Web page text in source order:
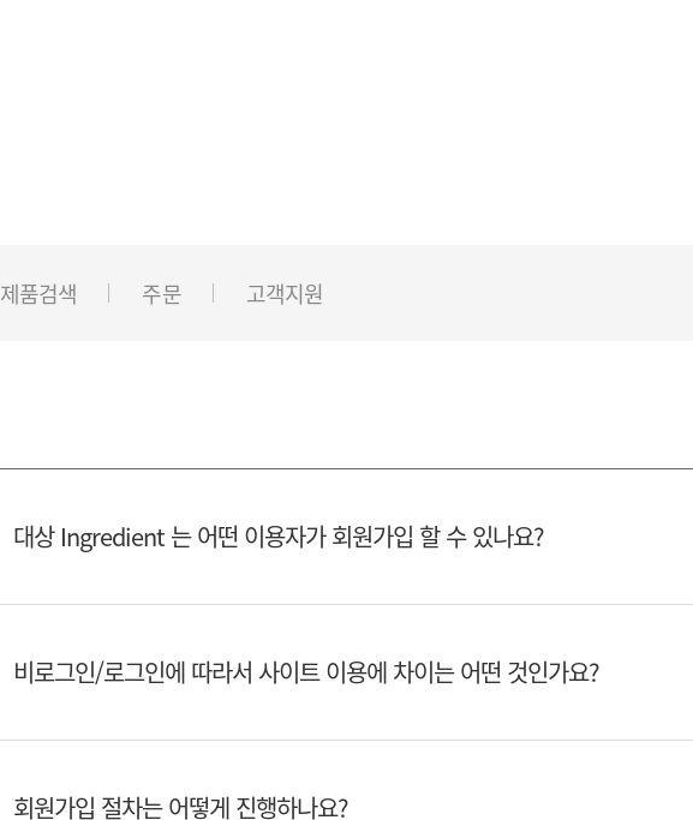
제품검색 주문 고객지원
대상 Ingredient 는 어떤 이용자가 회원가입 할 수 있나요?
비로그인/로그인에 따라서 사이트 이용에 차이는 어떤 것인가요?
회원가입 절차는 어떻게 진행하나요?